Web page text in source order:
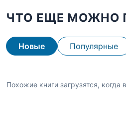
ЧТО ЕЩЕ МОЖНО
Новые Популярные
Похожие книги загрузятся, когда